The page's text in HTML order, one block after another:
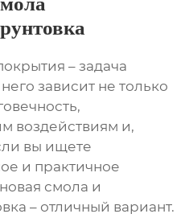
– задача
зависит не только
воздействиям и,
вы ищете
и практичное
смола и
– отличный вариант.